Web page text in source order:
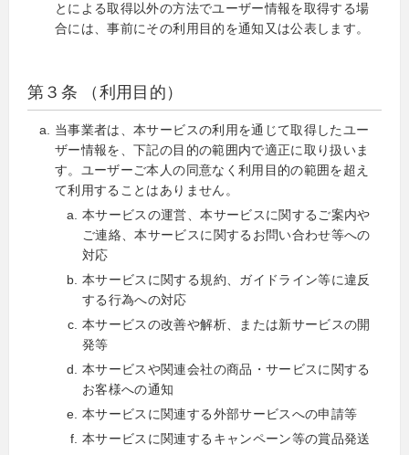
とによる取得以外の方法でユーザー情報を取得する場
合には、事前にその利用目的を通知又は公表します。
第３条 （利用目的）
当事業者は、本サービスの利用を通じて取得したユー
ザー情報を、下記の目的の範囲内で適正に取り扱いま
す。ユーザーご本人の同意なく利用目的の範囲を超え
て利用することはありません。
本サービスの運営、本サービスに関するご案内や
ご連絡、本サービスに関するお問い合わせ等への
対応
本サービスに関する規約、ガイドライン等に違反
する行為への対応
本サービスの改善や解析、または新サービスの開
発等
本サービスや関連会社の商品・サービスに関する
お客様への通知
本サービスに関連する外部サービスへの申請等
本サービスに関連するキャンペーン等の賞品発送